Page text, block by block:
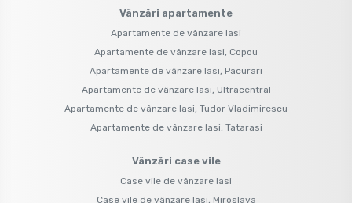
Vânzări apartamente
Apartamente de vânzare Iasi
Apartamente de vânzare Iasi, Copou
Apartamente de vânzare Iasi, Pacurari
Apartamente de vânzare Iasi, Ultracentral
Apartamente de vânzare Iasi, Tudor Vladimirescu
Apartamente de vânzare Iasi, Tatarasi
Vânzări case vile
Case vile de vânzare Iasi
Case vile de vânzare Iasi, Miroslava